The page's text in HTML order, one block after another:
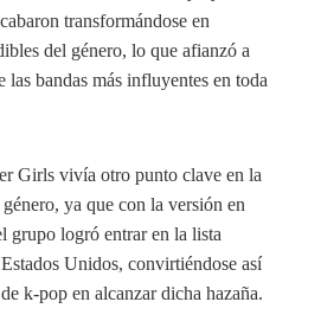
transformándose en
del género, lo que afianzó a
bandas más influyentes en toda
Girls vivía otro punto clave en la
ya que con la versión en
grupo logró entrar en la lista
Unidos, convirtiéndose así
k-pop en alcanzar dicha hazaña.